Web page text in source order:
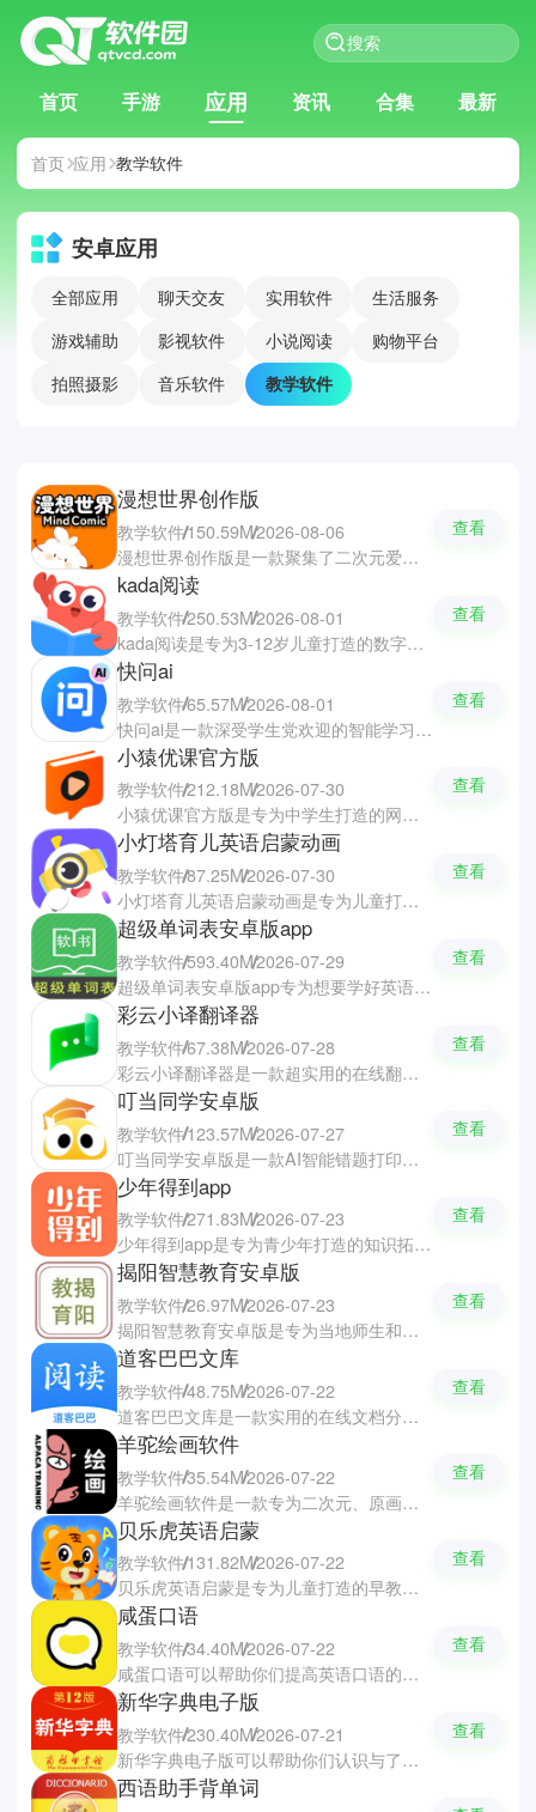
首页 手游 应用 资讯 合集 最新
首页 应用 教学软件
安卓应用
全部应用 聊天交友 实用软件
生活服务
游戏辅助
影视软件 小说阅读
购物平台
拍照摄影
音乐软件 教学软件
漫想世界创作版
教学软件150.59M2026-08-06
漫想世界创作版是一款聚集了二次元爱好者于一堂的漫画创作与互动社区，就算你们是零基础也可以释放创意完成自己的漫画。软件拥有简易顺手的编辑器与海量素材模板，，支持角色捏脸、自由换装与一键排版，轻松在手机上把脑洞变成精致的动漫故事。你们还可以在这里观看漫画、探索剧情彩蛋等，以及支持发布作品与同好分享交流，并定期举办充满奖品的创作大赛。
查看
kada阅读
教学软件250.53M2026-08-01
kada阅读是专为3-12岁儿童打造的数字阅读与启蒙软件，帮助孩子从小培养起阅读的好习惯。软件拥有数万本精选正版中英文有声绘本、科普知识、睡前故事、儿歌及古诗等，覆盖上百个细分主题。软件以生动插画与趣味讲述的方式，搭配上细致分类和成长记录功能，能有效培养孩子的阅读习惯，提升表达与理解能力。
查看
快问ai
教学软件65.57M2026-08-01
快问ai是一款深受学生党欢迎的智能学习助手，可以在学习方面上进行协助。软件拥有强大AI大模型，支持拍照搜题、智能解题、中英互译及AI作文批改，无论是高数难题、编程瓶颈还是写作创作都能轻松搞定。软件还具备全网深度搜索与扫码搜书功能，帮助你们快速理清解题思路。软件还可以是你们的情感倾诉交流，陪伴你们的日常学习与生活。
查看
小猿优课官方版
教学软件212.18M2026-07-30
小猿优课官方版是专为中学生打造的网课学习软件，涵盖了初一至高三的全学科系统课程，帮助学生紧跟学校的教学进度。软件通过沉浸式互动课堂、分组PK与金币激励等机制，充分激发学生的自主学习兴趣。软件还会根据学生的学习进度生成专属于个人的学习报告，全方位助力提升底层的学习能力。
查看
小灯塔育儿英语启蒙动画
教学软件87.25M2026-07-30
小灯塔育儿英语启蒙动画是专为儿童打造的启蒙百科动画学习软件，让孩子在轻松无压力的环境下载学习成长。软件拥有数量庞大的百科动画与优质课程，涵盖了自然科普、人文历史、艺术启蒙、国学名著及思维训练等多个领域。软件通过生动有趣的看、学、练的互动模式，轻松激发孩子的探索欲与创造力，让知识学习不再枯燥。
查看
超级单词表安卓版app
教学软件593.40M2026-07-29
超级单词表安卓版app专为想要学好英语的朋友推荐使用的高效记单词软件，帮助你们轻松扩大词汇量。软件基于自然拼读、单词复合拆分与音标记忆等科学方法，帮助轻松拆解并牢记单词。软件涵盖了全阶段同步教材词库，并支持定制每日的学习计划，搭配上错题本、单词闪卡、丰富练习题库及收藏功能，满足日常积累与考试备考的需求。
查看
彩云小译翻译器
教学软件67.38M2026-07-28
彩云小译翻译器是一款超实用的在线翻译软件，支持中日韩英等多国语言同声传译。软件独创的双向语音流技术，让你们可以边听边译进行无障碍的沟通。软件支持PDF、Word、PPT等多种格式文档及网页的双语对照翻译，并多端同步历史记录，随时随地都能高效翻阅，彻底打破语言沟通障碍。
查看
叮当同学安卓版
教学软件123.57M2026-07-27
叮当同学安卓版是一款AI智能错题打印与学习辅助软件，让复习整理变得高效又省心。软件支持拍照搜题秒出解答，帮助你们快速整理错题并一键连接打印机打出错题本，彻底告别繁琐的手抄过程。软件覆盖从小学到高中的全科课程，集成了错题组卷、文字提取翻译、口算练习、字帖打印及背单词等多项实用功能，还能轻松添加标注与气泡。
查看
少年得到app
教学软件271.83M2026-07-23
少年得到app是专为青少年打造的知识拓展与学习软件，帮助你们构建完整的知识体系与思维习惯。软件汇聚了众多名师与专家学者，针对中小学各学科要点及考纲重点精心教研。软件通过兴趣引导与科学的教学方法，帮助你们进行课后的自学与深度理解，激发你们的求知欲并提升整体的成绩。
查看
揭阳智慧教育安卓版
教学软件26.97M2026-07-23
揭阳智慧教育安卓版是专为当地师生和家长打造的一站式教育服务与家校共育软件。软件汇聚了丰富的优质教学资源与课后辅导课程，从基础教育到各类社会考试的多重板块，支持线上选课学习、各类考试成绩查询以及费用缴纳。家长可以通过它实时掌握孩子的在校学习动态，还能与老师进行无障碍的沟通。
查看
道客巴巴文库
教学软件48.75M2026-07-22
道客巴巴文库是一款实用的在线文档分享与阅读软件，让你们快速记录与管理资料文档。软件汇聚了海量优质的文档资源，涵盖学术论文、教学课件、行业报告、考试资料及企业文案等数十个专业领域。软件支持全文精准搜索、格式转换以及多条件筛选，让你们快速搜索到所需的内容，并支持文档离线下载与道客圈互动交流，让你们随时随地查阅学习与知识共享。
查看
羊驼绘画软件
教学软件35.54M2026-07-22
羊驼绘画软件是一款专为二次元、原画与商业插画爱好者打造的学习与创作软件，让你们开启板绘的新世界。软件拥有海量的插画与板绘视频教程，涵盖线条、上色、人物及场景等全方位的技能，并提供完全齐全的创作工具辅助你们完成绘画作品。软件还设有互动社区供你们分享作品与汲取灵感，也可以帮助你们系统化掌握CG绘画技巧。
查看
贝乐虎英语启蒙
教学软件131.82M2026-07-22
贝乐虎英语启蒙是专为儿童打造的早教启蒙软件，让孩子从小开始培养学习的兴趣。软件拥有了数学、语文、英语等多元化的基础课程，将知识巧妙融入生动的动画、儿歌与互动游戏中，让孩子在愉悦的氛围中自然掌握字母与词汇。软件还支持手机一键投屏功能，在大屏上观看能有效保护孩子视力，也可以促进亲子的关系。
查看
咸蛋口语
教学软件34.40M2026-07-22
咸蛋口语可以帮助你们提高英语口语的智能学习软件，让你们摆脱哑巴式的英语。软件提供了系统化的发音与语料课程，支持英音与美音之间自由切换。内容全面覆盖日常生活、商务沟通、工作面试及雅思托福等考试场景，搭配前沿AI发音识别技术，帮助你们精准纠正发音的弱项，让你们通过每日情景对话实战中快速提升口语水平。
查看
新华字典电子版
教学软件230.40M2026-07-21
新华字典电子版可以帮助你们认识与了解词句意思的汉语字典软件，收录了权威的字典与词典的资源。你们可以通过拍照扫描的方式将不认识的字一键查询，提供你们详细的解释与标准发音，甚至还有动态笔顺的演示。你们还可以浏览详细的汉字释义信息，轻松掌握全面的汉字知识来理解汉字词语，满足日常识字学习与查阅需求。
查看
西语助手背单词